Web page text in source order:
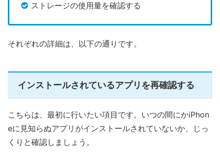
ストレージの使用量を確認する
それぞれの詳細は、以下の通りです。
インストールされているアプリを再確認する
こちらは、最初に行いたい項目です。いつの間にかiPhon
eに見知らぬアプリがインストールされていないか、じっ
くりと確認しましょう。